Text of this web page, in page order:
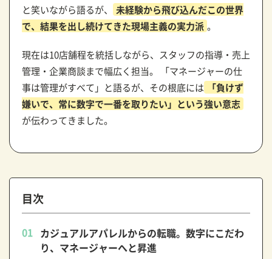
と笑いながら語るが、
未経験から飛び込んだこの世界
で、結果を出し続けてきた現場主義の実力派 。
現在は10店舗程を統括しながら、スタッフの指導・売上
管理・企業商談まで幅広く担当。 「マネージャーの仕
事は管理がすべて」と語るが、その根底には
「負けず
嫌いで、常に数字で一番を取りたい」という強い意志
が伝わってきました。
目次
カジュアルアパレルからの転職。数字にこだわ
り、マネージャーへと昇進